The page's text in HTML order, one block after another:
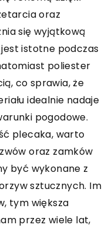
oraz
się wyjątkową
istotne podczas
poliester
co sprawia, że
idealnie nadaje
pogodowe.
plecaka, warto
oraz zamków
być wykonane z
sztucznych. Im
tym większa
przez wiele lat,